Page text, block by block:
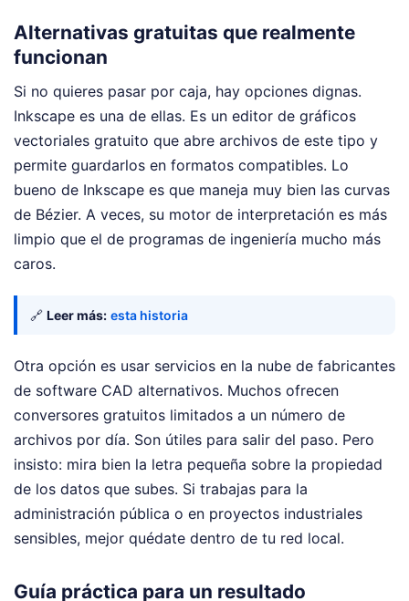
Alternativas gratuitas que realmente
funcionan
Si no quieres pasar por caja, hay opciones dignas.
Inkscape es una de ellas. Es un editor de gráficos
vectoriales gratuito que abre archivos de este tipo y
permite guardarlos en formatos compatibles. Lo
bueno de Inkscape es que maneja muy bien las curvas
de Bézier. A veces, su motor de interpretación es más
limpio que el de programas de ingeniería mucho más
caros.
🔗 Leer más: esta historia
Otra opción es usar servicios en la nube de fabricantes
de software CAD alternativos. Muchos ofrecen
conversores gratuitos limitados a un número de
archivos por día. Son útiles para salir del paso. Pero
insisto: mira bien la letra pequeña sobre la propiedad
de los datos que subes. Si trabajas para la
administración pública o en proyectos industriales
sensibles, mejor quédate dentro de tu red local.
Guía práctica para un resultado